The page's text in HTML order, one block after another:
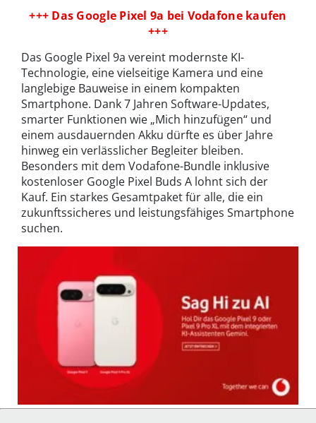
+++ Das Google Pixel 9a bei Vodafone kaufen
+++
Das Google Pixel 9a vereint modernste KI-
Technologie, eine vielseitige Kamera und eine
langlebige Bauweise in einem kompakten
Smartphone. Dank 7 Jahren Software-Updates,
smarter Funktionen wie „Mich hinzufügen“ und
einem ausdauernden Akku dürfte es über Jahre
hinweg ein verlässlicher Begleiter bleiben.
Besonders mit dem Vodafone-Bundle inklusive
kostenloser Google Pixel Buds A lohnt sich der
Kauf. Ein starkes Gesamtpaket für alle, die ein
zukunftssicheres und leistungsfähiges Smartphone
suchen.